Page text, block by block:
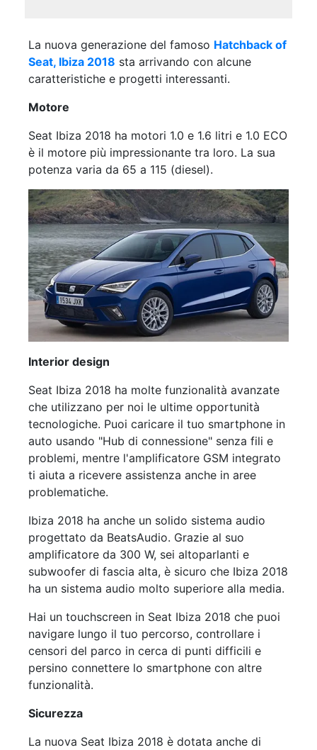
La nuova generazione del famoso Hatchback of
Seat, Ibiza 2018 sta arrivando con alcune
caratteristiche e progetti interessanti.
Motore
Seat Ibiza 2018 ha motori 1.0 e 1.6 litri e 1.0 ECO
è il motore più impressionante tra loro. La sua
potenza varia da 65 a 115 (diesel).
Interior design
Seat Ibiza 2018 ha molte funzionalità avanzate
che utilizzano per noi le ultime opportunità
tecnologiche. Puoi caricare il tuo smartphone in
auto usando "Hub di connessione" senza fili e
problemi, mentre l'amplificatore GSM integrato
ti aiuta a ricevere assistenza anche in aree
problematiche.
Ibiza 2018 ha anche un solido sistema audio
progettato da BeatsAudio. Grazie al suo
amplificatore da 300 W, sei altoparlanti e
subwoofer di fascia alta, è sicuro che Ibiza 2018
ha un sistema audio molto superiore alla media.
Hai un touchscreen in Seat Ibiza 2018 che puoi
navigare lungo il tuo percorso, controllare i
censori del parco in cerca di punti difficili e
persino connettere lo smartphone con altre
funzionalità.
Sicurezza
La nuova Seat Ibiza 2018 è dotata anche di